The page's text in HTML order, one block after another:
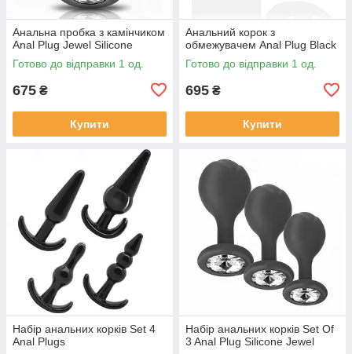
Анальна пробка з камінчиком
Anal Plug Jewel Silicone
Готово до відправки 1 од.
675 ₴
Купити
Анальний корок з
обмежувачем Anal Plug Black
Готово до відправки 1 од.
695 ₴
Купити
Набір анальних корків Set 4
Anal Plugs
Набір анальних корків Set Of
3 Anal Plug Silicone Jewel